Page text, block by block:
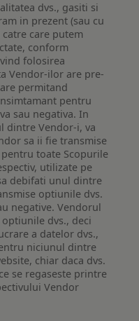
dvs., gasiti si
in prezent (sau cu
care putem
conform
folosirea
Vendor-ilor are pre-
permitand
pentru
sau negativa. In
dintre Vendor-i, va
sa ii fie transmise
toate Scopurile
utilizate pe
debifati unul dintre
optiunile dvs.
negative. Vendorul
dvs., deci
a datelor dvs.,
niciunul dintre
chiar daca dvs.
se regaseste printre
Vendor